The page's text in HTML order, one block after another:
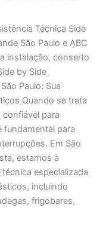
Técnica Side
São Paulo e ABC
instalação, conserto
by Side
Paulo: Sua
Quando se trata
para
fundamental para
Em São
estamos à
especializada
incluindo
frigobares,